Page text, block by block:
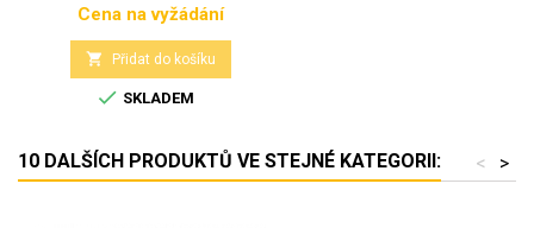
Cena
Cena na vyžádání
 Přidat do košíku
 SKLADEM
10 DALŠÍCH PRODUKTŮ VE STEJNÉ KATEGORII: >
<